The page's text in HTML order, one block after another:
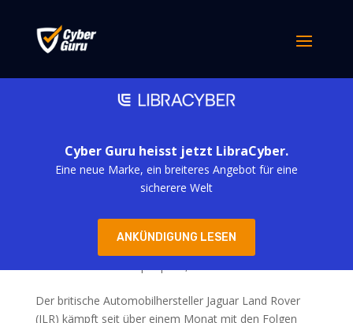
Cyber Guru heisst jetzt LibraCyber.
Eine neue Marke, ein breiteres Angebot für eine
sicherere Welt
ANKÜNDIGUNG LESEN
Hackerangriff auf Jaguar Land Rover: Ein
verheerender Schlag für die Automobilbranche
Der britische Automobilhersteller Jaguar Land Rover
(JLR) kämpft seit über einem Monat mit den Folgen